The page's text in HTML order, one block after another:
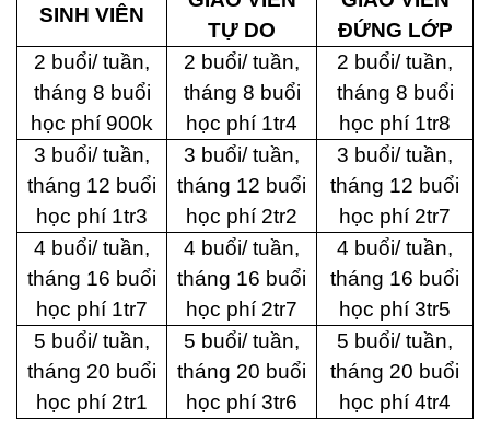
SINH VIÊN
TỰ DO
ĐỨNG LỚP
2 buổi/ tuần,
tháng 8 buổi
học phí 900k
2 buổi/ tuần,
tháng 8 buổi
học phí 1tr4
2 buổi/ tuần,
tháng 8 buổi
học phí 1tr8
3 buổi/ tuần,
tháng 12 buổi
học phí 1tr3
3 buổi/ tuần,
tháng 12 buổi
học phí 2tr2
3 buổi/ tuần,
tháng 12 buổi
học phí 2tr7
4 buổi/ tuần,
tháng 16 buổi
học phí 1tr7
4 buổi/ tuần,
tháng 16 buổi
học phí 2tr7
4 buổi/ tuần,
tháng 16 buổi
học phí 3tr5
5 buổi/ tuần,
tháng 20 buổi
học phí 2tr1
5 buổi/ tuần,
tháng 20 buổi
học phí 3tr6
5 buổi/ tuần,
tháng 20 buổi
học phí 4tr4